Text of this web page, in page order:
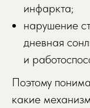
инфаркта;
нарушение
дневная
и
Поэтому
какие